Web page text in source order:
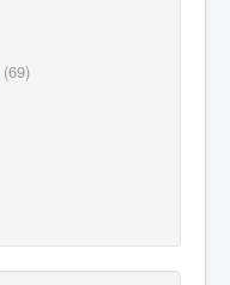
(69)